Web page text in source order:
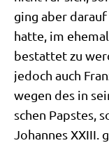
ging aber
hat­te, im
bestat­tet zu
jedoch auch
wegen des in
schen Pap­stes,
Johan­nes XXIII.